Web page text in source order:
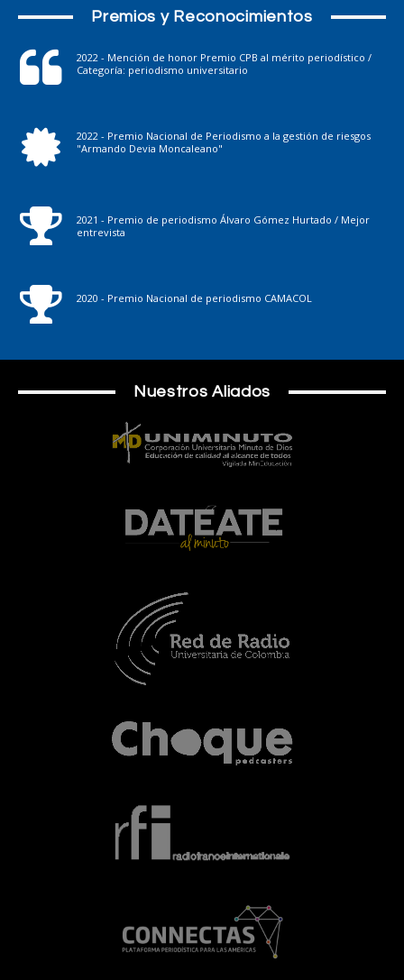
Premios y Reconocimientos
2022 - Mención de honor Premio CPB al mérito periodístico /
Categoría: periodismo universitario
2022 - Premio Nacional de Periodismo a la gestión de riesgos
"Armando Devia Moncaleano"
2021 - Premio de periodismo Álvaro Gómez Hurtado / Mejor
entrevista
2020 - Premio Nacional de periodismo CAMACOL
Nuestros Aliados